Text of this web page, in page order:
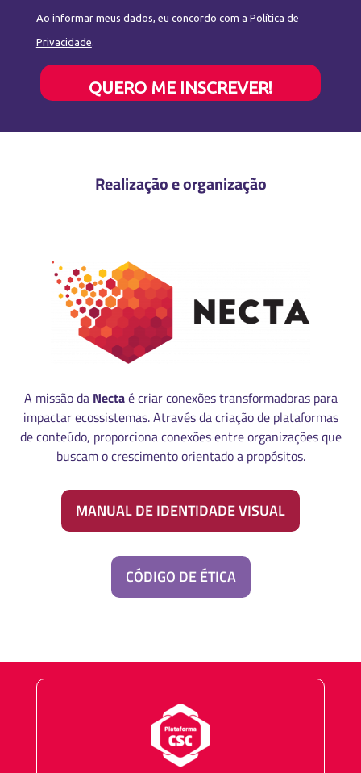
Ao informar meus dados, eu concordo com a Política de
Privacidade.
QUERO ME INSCREVER!
Realização e organização
A missão da Nectaé criar conexões transformadoras para
impactar ecossistemas. Através da criação de plataformas
de conteúdo, proporciona conexões entre organizações que
buscam o crescimento orientado a propósitos.
MANUAL DE IDENTIDADE VISUAL
CÓDIGO DE ÉTICA